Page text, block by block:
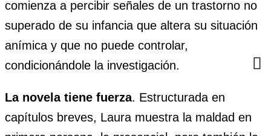
comienza a percibir señales de un trastorno no
superado de su infancia que altera su situación
anímica y que no puede controlar,
condicionándole la investigación.
La novela tiene fuerza. Estructurada en
capítulos breves, Laura muestra la maldad en